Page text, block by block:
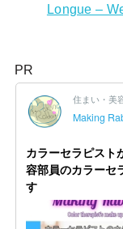
Longue –
PR